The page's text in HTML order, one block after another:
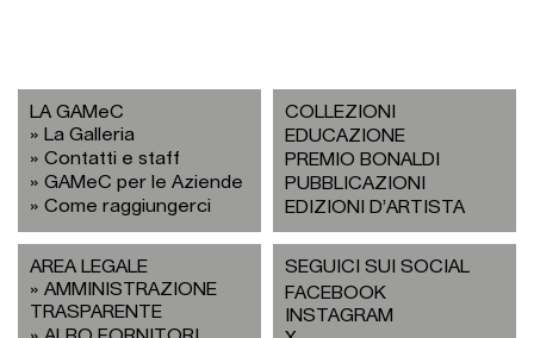
LA GAMeC
La Galleria
Contatti e staff
GAMeC per le Aziende
Come raggiungerci
COLLEZIONI
EDUCAZIONE
PREMIO BONALDI
PUBBLICAZIONI
EDIZIONI D’ARTISTA
AREA LEGALE
AMMINISTRAZIONE
TRASPARENTE
SEGUICI SUI SOCIAL
FACEBOOK
INSTAGRAM